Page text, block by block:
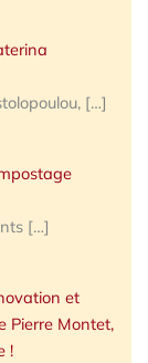
[…]
[…]
et
Pierre Montet,
!